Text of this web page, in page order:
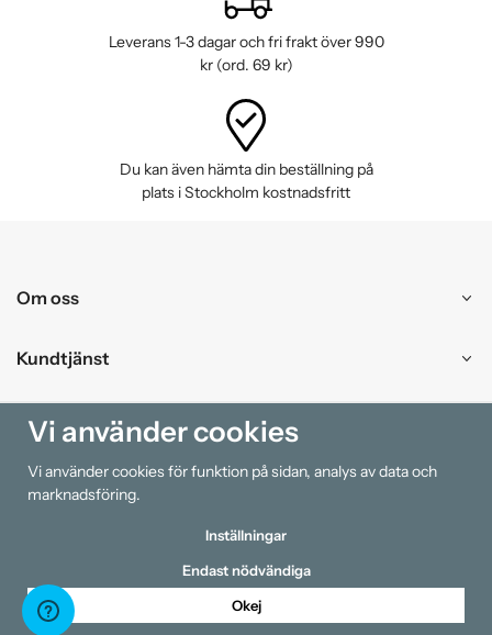
Leverans 1-3 dagar och fri frakt över 990
kr (ord. 69 kr)
Du kan även hämta din beställning på
plats i Stockholm kostnadsfritt
Om oss
Kundtjänst
Handla
Information
Vi använder cookies
Vi använder cookies för funktion på sidan, analys av data och
marknadsföring.
Inställningar
Endast nödvändiga
Okej